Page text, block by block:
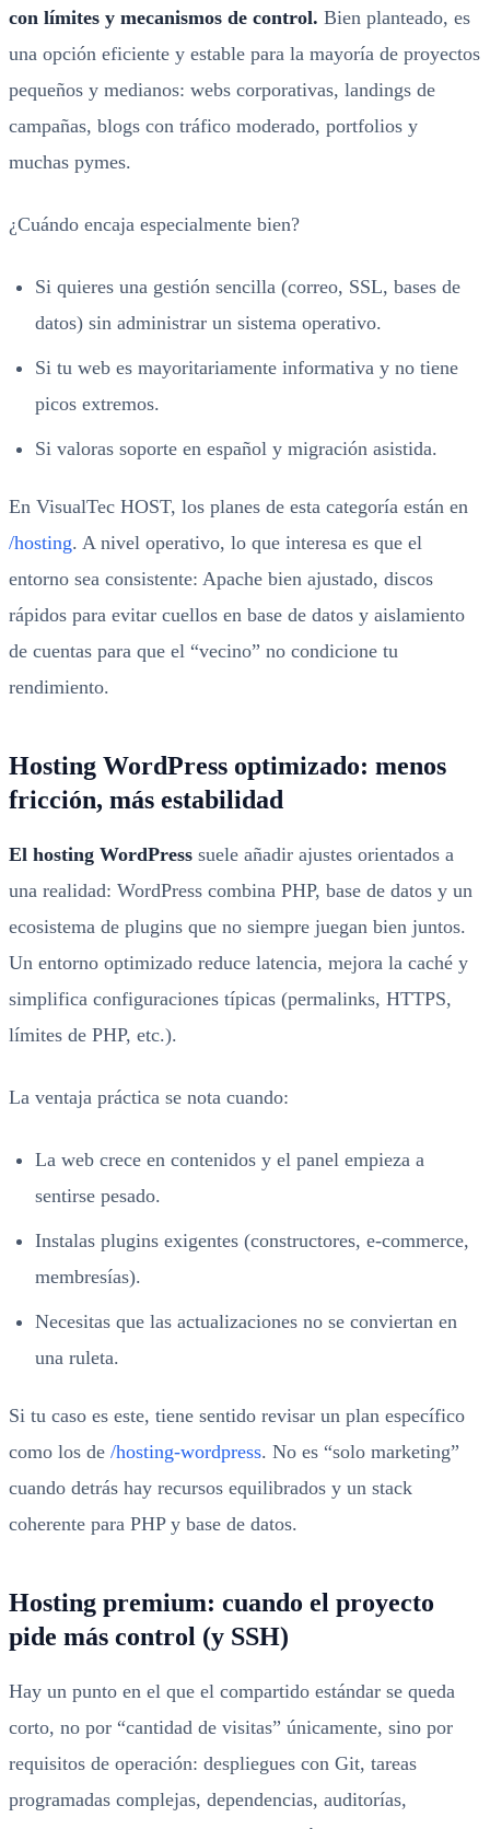
con límites y mecanismos de control. Bien planteado, es
una opción eficiente y estable para la mayoría de proyectos
pequeños y medianos: webs corporativas, landings de
campañas, blogs con tráfico moderado, portfolios y
muchas pymes.
¿Cuándo encaja especialmente bien?
Si quieres una gestión sencilla (correo, SSL, bases de
datos) sin administrar un sistema operativo.
Si tu web es mayoritariamente informativa y no tiene
picos extremos.
Si valoras soporte en español y migración asistida.
En VisualTec HOST, los planes de esta categoría están en
/hosting. A nivel operativo, lo que interesa es que el
entorno sea consistente: Apache bien ajustado, discos
rápidos para evitar cuellos en base de datos y aislamiento
de cuentas para que el “vecino” no condicione tu
rendimiento.
Hosting WordPress optimizado: menos
fricción, más estabilidad
El hosting WordPress suele añadir ajustes orientados a
una realidad: WordPress combina PHP, base de datos y un
ecosistema de plugins que no siempre juegan bien juntos.
Un entorno optimizado reduce latencia, mejora la caché y
simplifica configuraciones típicas (permalinks, HTTPS,
límites de PHP, etc.).
La ventaja práctica se nota cuando:
La web crece en contenidos y el panel empieza a
sentirse pesado.
Instalas plugins exigentes (constructores, e-commerce,
membresías).
Necesitas que las actualizaciones no se conviertan en
una ruleta.
Si tu caso es este, tiene sentido revisar un plan específico
como los de /hosting-wordpress. No es “solo marketing”
cuando detrás hay recursos equilibrados y un stack
coherente para PHP y base de datos.
Hosting premium: cuando el proyecto
pide más control (y SSH)
Hay un punto en el que el compartido estándar se queda
corto, no por “cantidad de visitas” únicamente, sino por
requisitos de operación: despliegues con Git, tareas
programadas complejas, dependencias, auditorías,